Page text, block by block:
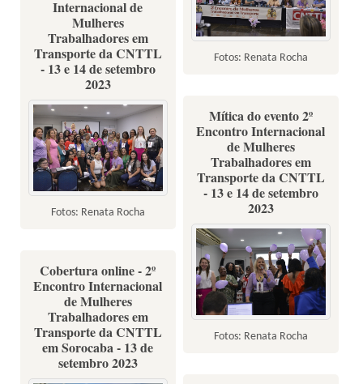
Fotos: Renata Rocha
Internacional de
Mulheres
Trabalhadores em
Transporte da CNTTL
- 13 e 14 de setembro
2023
Fotos: Renata Rocha
Mítica do evento 2º
Encontro Internacional
de Mulheres
Trabalhadores em
Transporte da CNTTL
- 13 e 14 de setembro
2023
Fotos: Renata Rocha
Cobertura online - 2º
Encontro Internacional
de Mulheres
Trabalhadores em
Transporte da CNTTL
em Sorocaba - 13 de
setembro 2023